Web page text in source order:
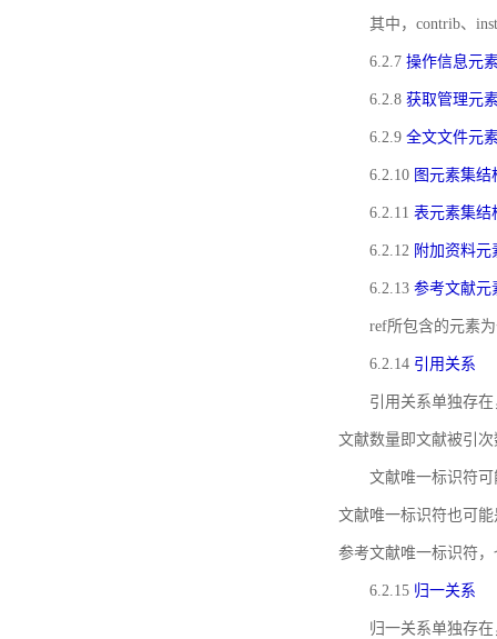
其中，contrib、
6.2.7 操作信息元
6.2.8 获取管理元
6.2.9 全文文件元
6.2.10 图元素集结
6.2.11 表元素集结
6.2.12 附加资料元
6.2.13 参考文献元
ref所包含的元素
6.2.14 引用关系
引用关系单独存
文献数量即文献被引
文献唯一标识符
文献唯一标识符也可
参考文献唯一标识符
6.2.15 归一关系
归一关系单独存